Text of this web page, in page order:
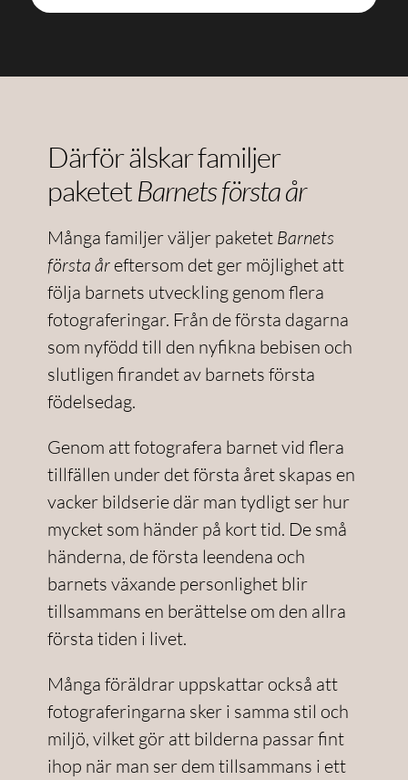
Därför älskar familjer
paketetBarnets första år
Många familjer väljer paketet Barnets
första åreftersom det ger möjlighet att
följa barnets utveckling genom flera
fotograferingar. Från de första dagarna
som nyfödd till den nyfikna bebisen och
slutligen firandet av barnets första
födelsedag.
Genom att fotografera barnet vid flera
tillfällen under det första året skapas en
vacker bildserie där man tydligt ser hur
mycket som händer på kort tid. De små
händerna, de första leendena och
barnets växande personlighet blir
tillsammans en berättelse om den allra
första tiden i livet.
Många föräldrar uppskattar också att
fotograferingarna sker i samma stil och
miljö, vilket gör att bilderna passar fint
ihop när man ser dem tillsammans i ett